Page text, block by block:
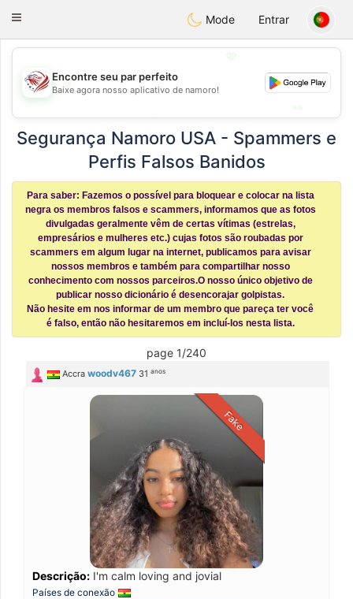
Dating
Toggle
Mode Entrar
💖
💕
Encontre seu par perfeito
Baixe agora nosso aplicativo de namoro!
Segurança Namoro USA - Spammers e
Perfis Falsos Banidos
Para saber: Fazemos o possível para bloquear e colocar na lista
negra os membros falsos e scammers, informamos que as fotos
divulgadas geralmente vêm de certas vítimas (estrelas,
empresários e mulheres etc.) cujas fotos são roubadas por
scammers em algum lugar na internet, publicamos para avisar
nossos membros e também para compartilhar nosso
conhecimento com nossos parceiros.O nosso único objetivo de
publicar nosso dicionário é desencorajar golpistas.
Não hesite em nos informar de um membro que pareça ter você
é falso, então não hesitaremos em incluí-los nesta lista.
page 1/240
Accra woodv467 31anos
Fake
Descrição: I'm calm loving and jovial
Países de conexão